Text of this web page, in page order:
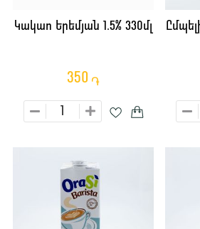
Կակաո Երեմյան 1.5% 330մլ
350 ֏